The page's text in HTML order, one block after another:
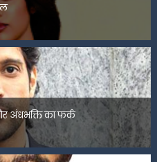
अंधभक्ति का फर्क